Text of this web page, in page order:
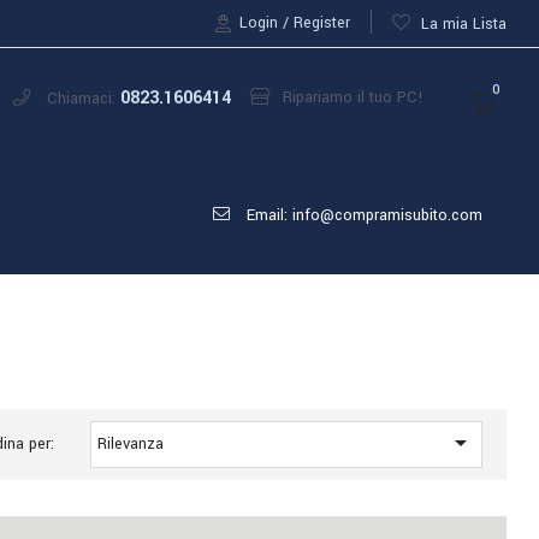
La mia Lista
Login Register
0
Chiamaci: 0823.1606414 Ripariamo il tuo PC!
Email: info@compramisubito.com
per: Rilevanza 